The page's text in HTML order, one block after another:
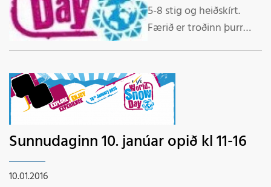
5-8 stig og heiðskírt.
Færið er troðinn þurr
sunnudag 17. janúar
http://world-snow-
day.com/en/wsd/
Velkomin í fjallið
Starfsmenn
Sunnudaginn 10. janúar opið kl 11-16
10.01.2016